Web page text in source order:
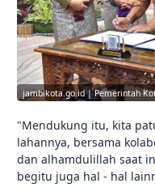
jambikota.go.id | Pemerintah
"Mendukung itu, kita
lahannya, bersama
dan alhamdulillah saat
begitu juga hal - hal